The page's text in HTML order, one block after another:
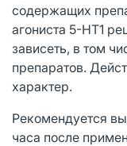
содержащих
агониста 5-НТ1
зависеть, в том
препаратов.
характер.
Рекомендуется
часа после